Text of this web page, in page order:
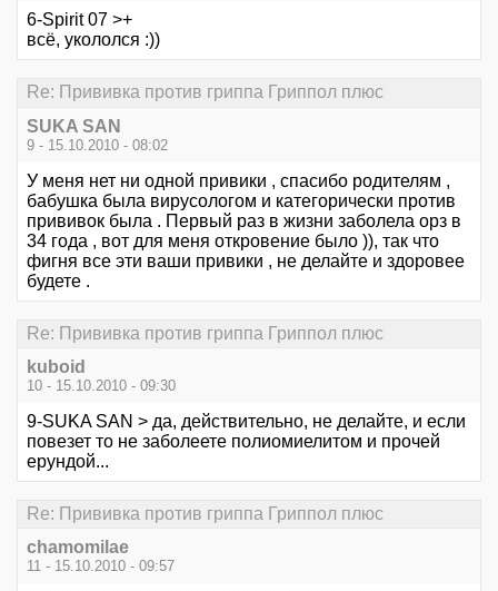
6-Spirit 07 >+
всё, укололся :))
Re: Прививка против гриппа Гриппол плюс
SUKA SAN
9 - 15.10.2010 - 08:02
У меня нет ни одной привики , спасибо родителям ,
бабушка была вирусологом и категорически против
прививок была . Первый раз в жизни заболела орз в
34 года , вот для меня откровение было )), так что
фигня все эти ваши привики , не делайте и здоровее
будете .
Re: Прививка против гриппа Гриппол плюс
kuboid
10 - 15.10.2010 - 09:30
9-SUKA SAN > да, действительно, не делайте, и если
повезет то не заболеете полиомиелитом и прочей
ерундой...
Re: Прививка против гриппа Гриппол плюс
chamomilae
11 - 15.10.2010 - 09:57